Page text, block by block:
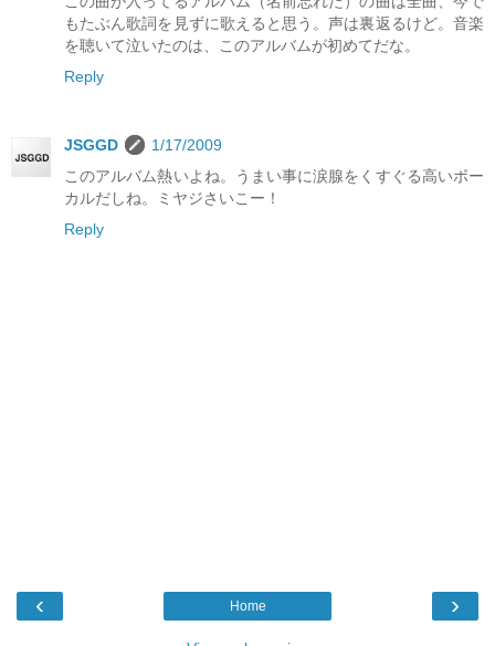
もたぶん歌詞を見ずに歌えると思う。声は裏返るけど。音楽
を聴いて泣いたのは、このアルバムが初めてだな。
Reply
JSGGD
1/17/2009
このアルバム熱いよね。うまい事に涙腺をくすぐる高いボー
カルだしね。ミヤジさいこー！
Reply
‹ ›
Home